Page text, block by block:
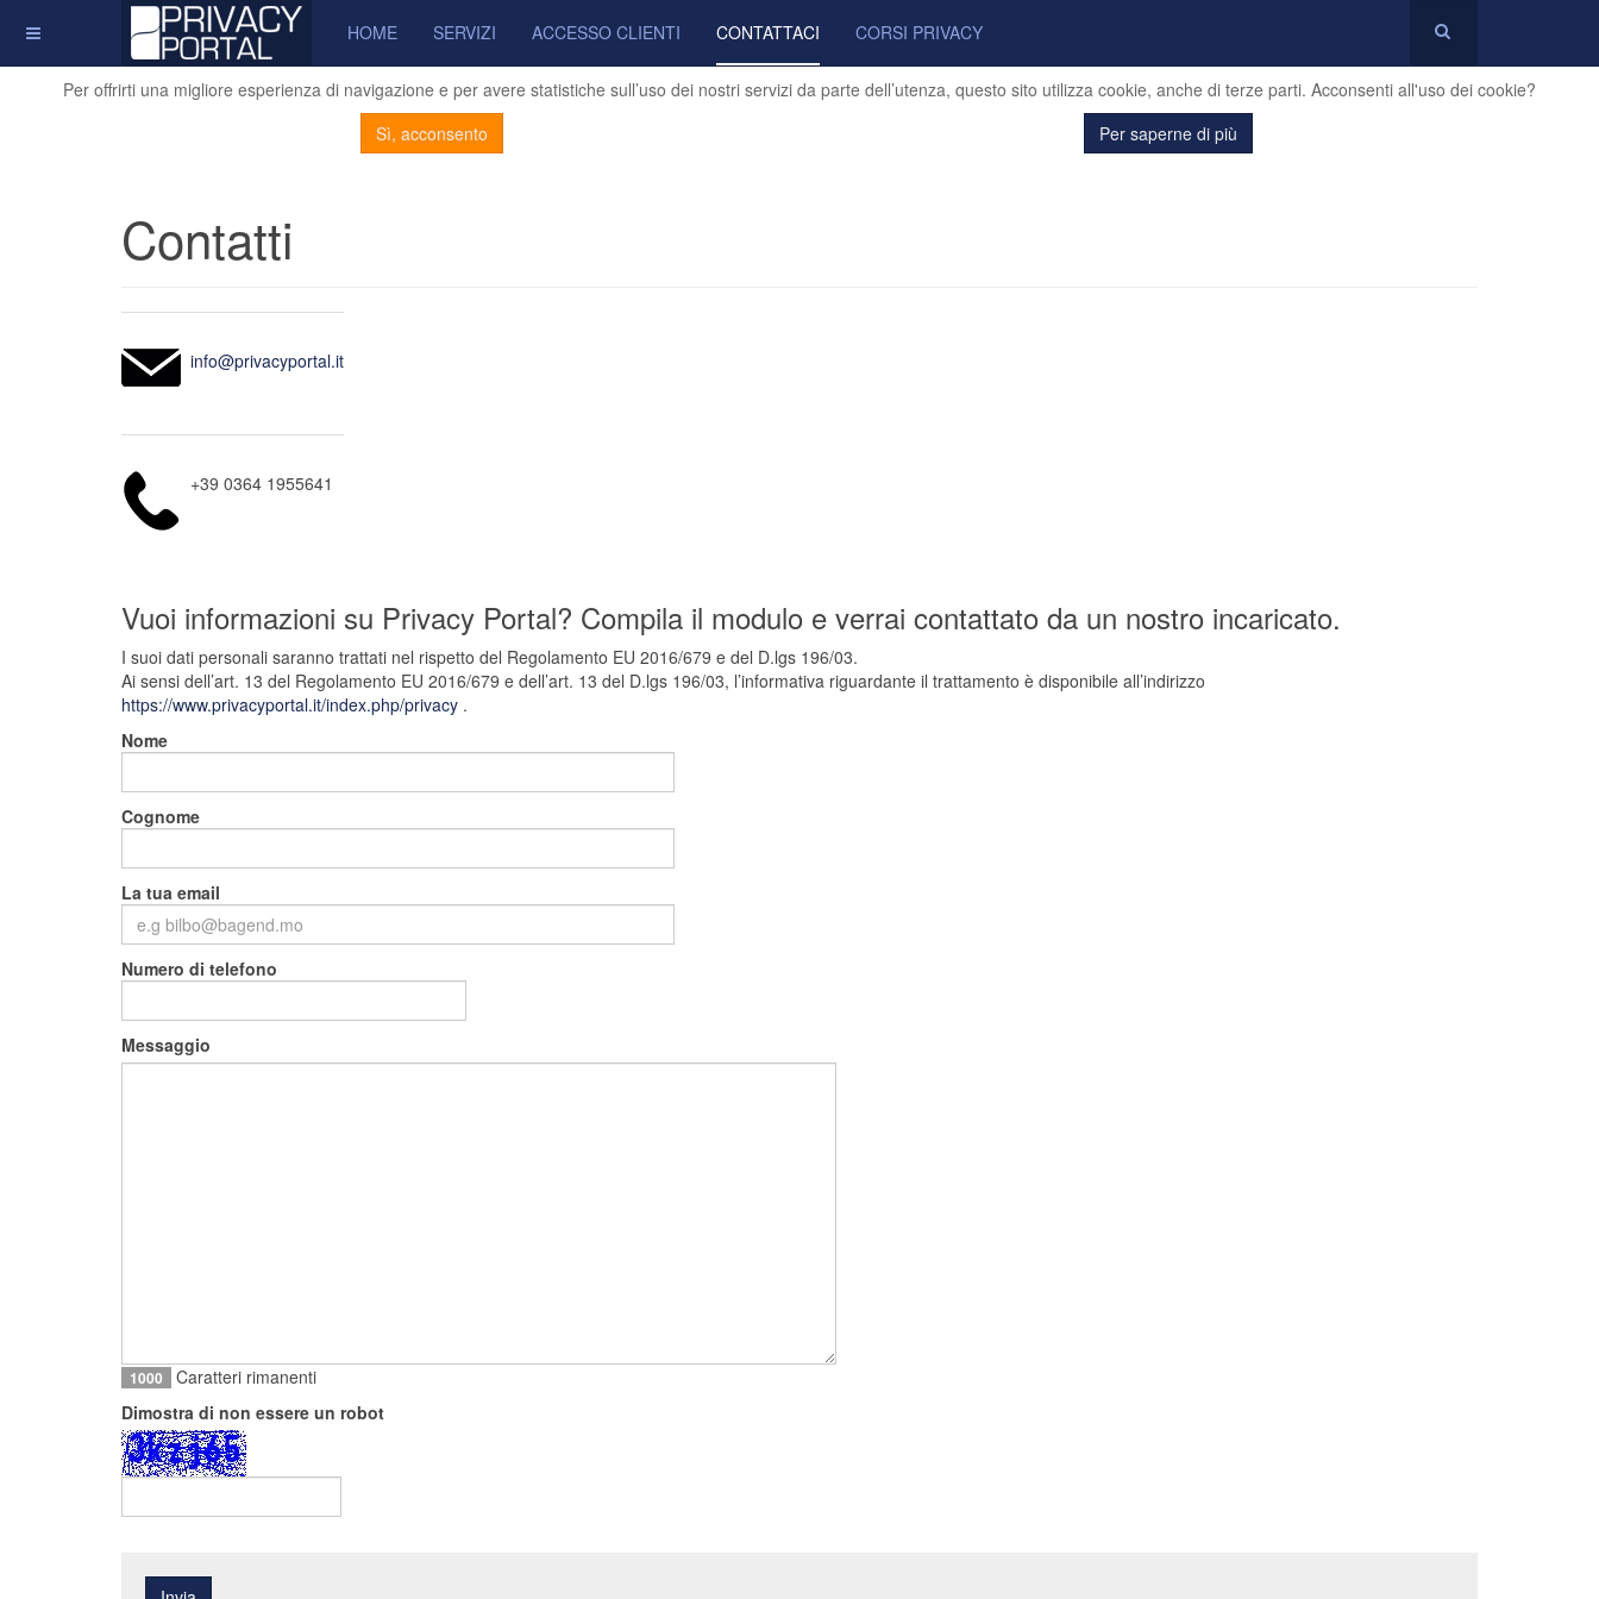
Per offrirti una migliore esperienza di navigazione e per avere statistiche sull’uso dei nostri servizi da parte dell’utenza, questo sito utilizza cookie, anche di terze parti. Acconsenti all'uso dei cookie?
Sì, acconsento
Per saperne di più
HOME SERVIZI ACCESSO CLIENTI CONTATTACI CORSI PRIVACY
Contatti
info@privacyportal.it
+39 0364 1955641
Vuoi informazioni su Privacy Portal? Compila il modulo e verrai contattato da un nostro incaricato.
I suoi dati personali saranno trattati nel rispetto del Regolamento EU 2016/679 e del D.lgs 196/03.
Ai sensi dell’art. 13 del Regolamento EU 2016/679 e dell’art. 13 del D.lgs 196/03, l’informativa riguardante il trattamento è disponibile all’indirizzo
https://www.privacyportal.it/index.php/privacy .
Nome
Cognome
La tua email
Numero di telefono
Messaggio
1000
Caratteri rimanenti
Dimostra di non essere un robot